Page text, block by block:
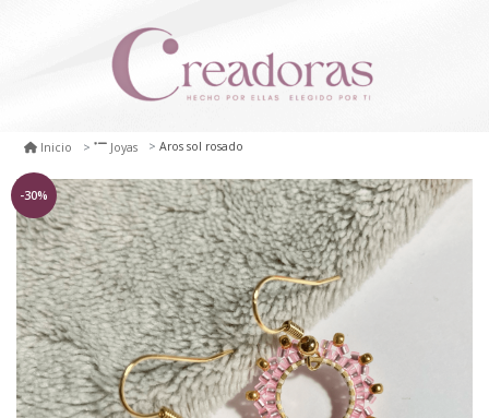
Inicio Joyas Aros sol rosado
-30%